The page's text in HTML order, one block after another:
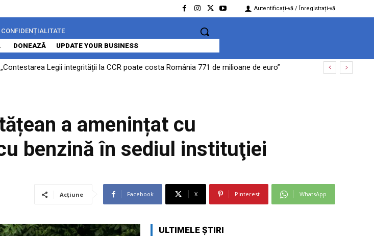
Autentificați-vă / Înregistrați-vă
DONEAZĂ UPDATE YOUR BUSINESS
Legii integrității la CCR poate costa România 771 de milioane de euro”
a amenințat cu
benzină în sediul instituţiei
Acțiune Facebook X Pinterest WhatsApp
ULTIMELE ȘTIRI